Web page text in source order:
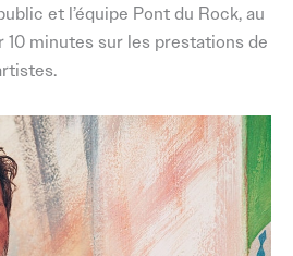
et l’équipe Pont du Rock, au
10 minutes sur les prestations de